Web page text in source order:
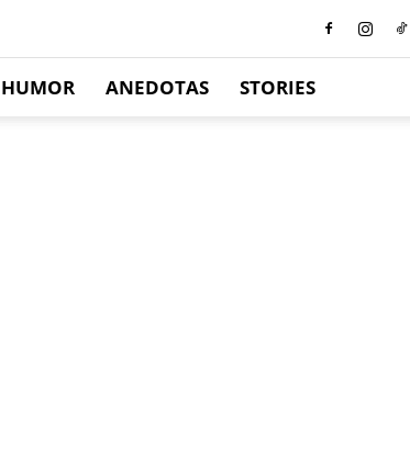
HUMOR ANEDOTAS STORIES